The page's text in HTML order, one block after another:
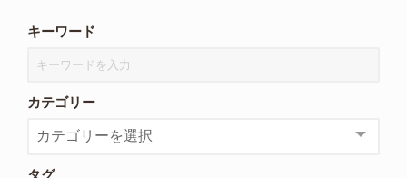
キーワード
カテゴリー
タグ